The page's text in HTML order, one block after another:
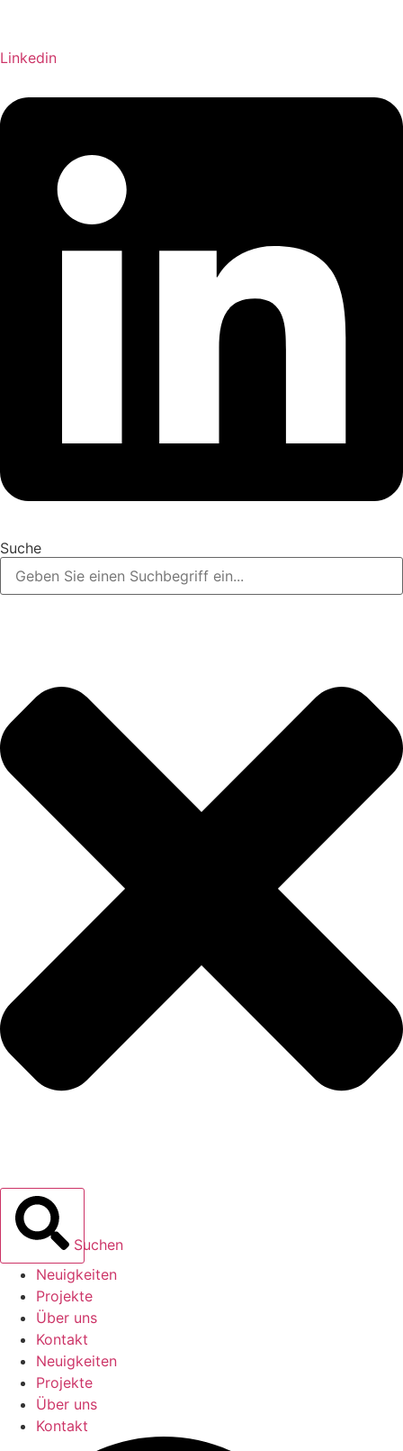
Linkedin
Suche
Suchen
Neuigkeiten
Projekte
Über uns
Kontakt
Neuigkeiten
Projekte
Über uns
Kontakt